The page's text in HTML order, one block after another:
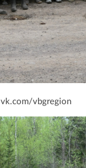
vk.com/vbgregion